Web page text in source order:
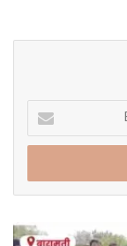
Enter
your
Email
बारामतीतील